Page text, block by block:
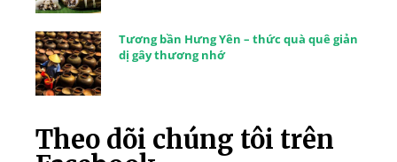
Tương bần Hưng Yên – thức quà quê giản
dị gây thương nhớ
Theo dõi chúng tôi trên